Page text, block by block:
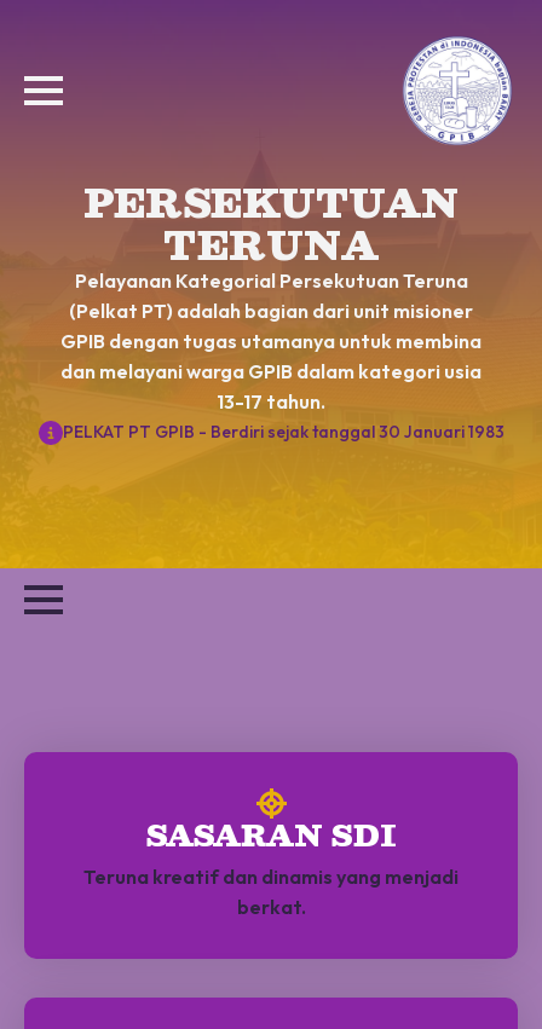
PERSEKUTUAN
TERUNA
Pelayanan Kategorial Persekutuan Teruna
(Pelkat PT) adalah bagian dari unit misioner
GPIB dengan tugas utamanya untuk membina
dan melayani warga GPIB dalam kategori usia
13-17 tahun.
PELKAT PT GPIB - Berdiri sejak tanggal 30 Januari 1983
SASARAN SDI
Teruna kreatif dan dinamis yang menjadi
berkat.